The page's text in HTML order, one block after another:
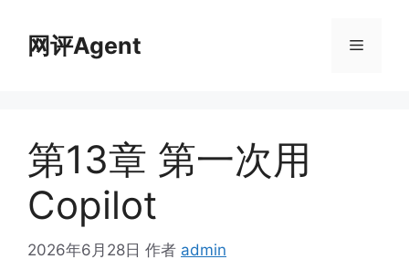
网评Agent 菜
第13章 第一次用
Copilot
2026年6月28日 作者 admin